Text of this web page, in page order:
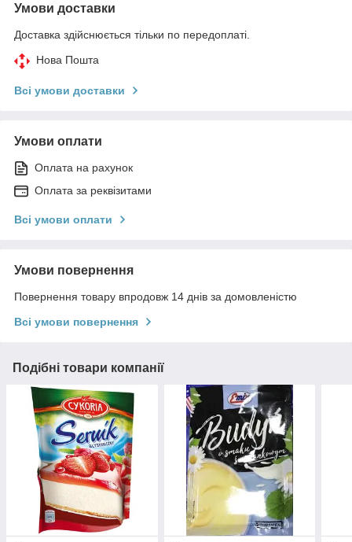
Умови доставки
Доставка здійснюється тільки по передоплаті.
Нова Пошта
Всі умови доставки
Умови оплати
Оплата на рахунок
Оплата за реквізитами
Всі умови оплати
Умови повернення
Повернення товару впродовж 14 днів за домовленістю
Всі умови повернення
Подібні товари компанії